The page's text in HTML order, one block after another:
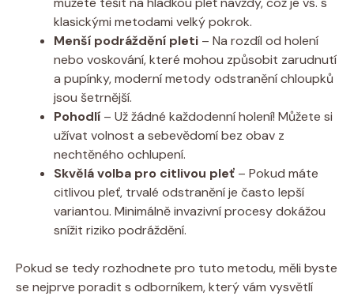
klasickými metodami velký pokrok.
Menší podráždění pleti – Na rozdíl od holení
nebo voskování, které mohou způsobit zarudnutí
a pupínky, moderní metody odstranění chloupků
jsou šetrnější.
Pohodlí – Už žádné každodenní holení! Můžete si
užívat volnost a sebevědomí bez obav z
nechtěného ochlupení.
Skvělá volba pro citlivou pleť – Pokud máte
citlivou pleť, trvalé odstranění je často lepší
variantou. Minimálně invazivní procesy dokážou
snížit riziko podráždění.
Pokud se tedy rozhodnete pro tuto metodu, měli byste
se nejprve poradit s odborníkem, který vám vysvětlí